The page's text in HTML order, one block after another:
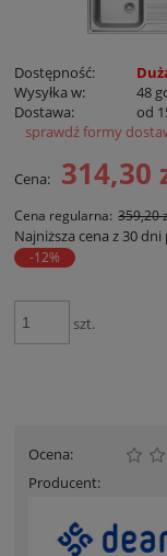
Dostępność:
Wysyłka w:
48
Dostawa:
od
Cena nie zawiera
sprawdź formy
Cena: 314,30
Cena regularna: 359,20
Najniższa cena z 30
-12%
szt.
Ocena:
Producent: